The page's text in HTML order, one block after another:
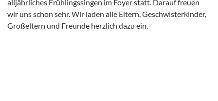
alljährliches Frühlingssingen im Foyer statt. Darauf freuen
wir uns schon sehr. Wir laden alle Eltern, Geschwisterkinder,
Großeltern und Freunde herzlich dazu ein.